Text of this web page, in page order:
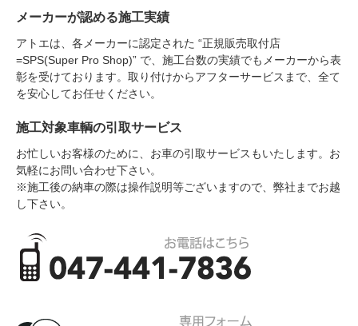
メーカーが認める施工実績
アトエは、各メーカーに認定された “正規販売取付店
=SPS(Super Pro Shop)” で、施工台数の実績でもメーカーから表
彰を受けております。取り付けからアフターサービスまで、全て
を安心してお任せください。
施工対象車輌の引取サービス
お忙しいお客様のために、お車の引取サービスもいたします。お
気軽にお問い合わせ下さい。
※施工後の納車の際は操作説明等ございますので、弊社までお越
し下さい。